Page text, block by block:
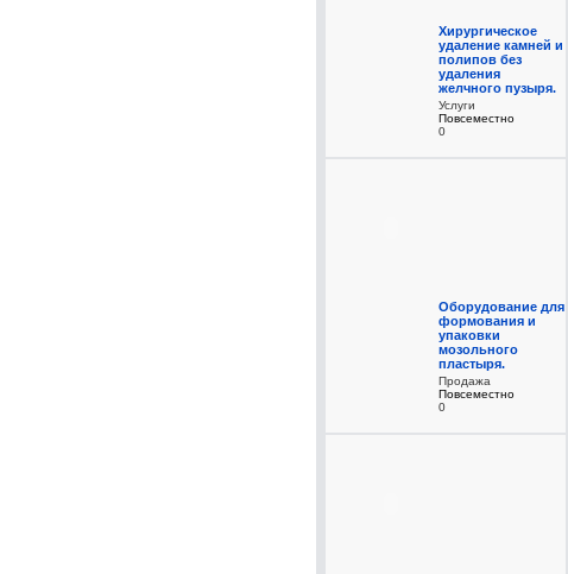
Хирургическое
удаление камней и
полипов без
удаления
желчного пузыря.
Услуги
Повсеместно
0
Оборудование для
формования и
упаковки
мозольного
пластыря.
Продажа
Повсеместно
0